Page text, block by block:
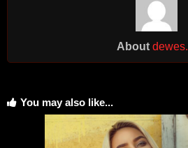
About
You may also like...